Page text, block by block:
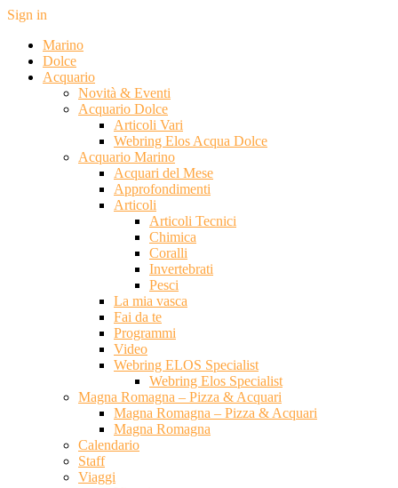
Sign in
Marino
Dolce
Acquario
Novità & Eventi
Acquario Dolce
Articoli Vari
Webring Elos Acqua Dolce
Acquario Marino
Acquari del Mese
Approfondimenti
Articoli
Articoli Tecnici
Chimica
Coralli
Invertebrati
Pesci
La mia vasca
Fai da te
Programmi
Video
Webring ELOS Specialist
Webring Elos Specialist
Magna Romagna – Pizza & Acquari
Magna Romagna – Pizza & Acquari
Magna Romagna
Calendario
Staff
Viaggi